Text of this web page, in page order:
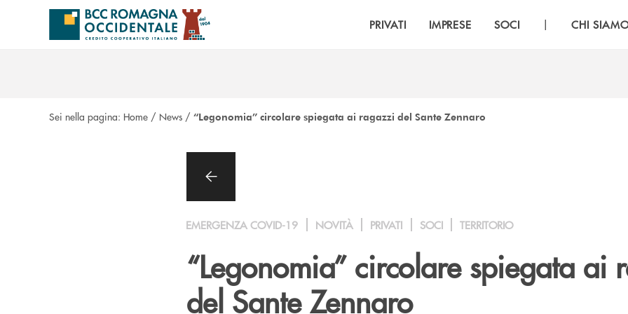
Salta al contenuto principale
PRIVATI IMPRESE SOCI | CHI
Sei nella pagina: Home / News / “Legonomia” circolare spiegata ai ragazzi del Sante Zennaro
EMERGENZA COVID-19 NOVITÀ PRIVATI SOCI TERRITORIO
“Legonomia” circolare spiegata ai
del Sante Zennaro